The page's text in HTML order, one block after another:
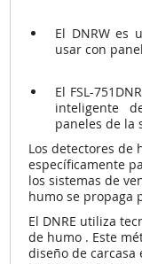
El DNRW es
usar con
El FSL-
inteligente
paneles de la
Los detectores de
específicamente
los sistemas de
humo se propaga
El DNRE utiliza
de humo . Este
diseño de